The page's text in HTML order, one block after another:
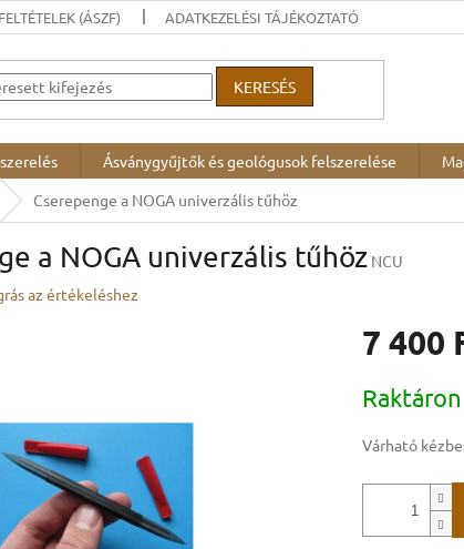
(ÁSZF) ADATKEZELÉSI TÁJÉKOZTATÓ
KERESÉS
Ásványgyűjtők és geológusok felszerelése
Cserepenge a NOGA univerzális tűhöz
a NOGA univerzális tűhöz NCU
az értékeléshez
7 400
Raktáron
Várható